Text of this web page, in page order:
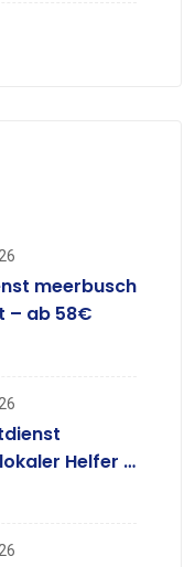
meerbusch
– ab 58€
Helfer –